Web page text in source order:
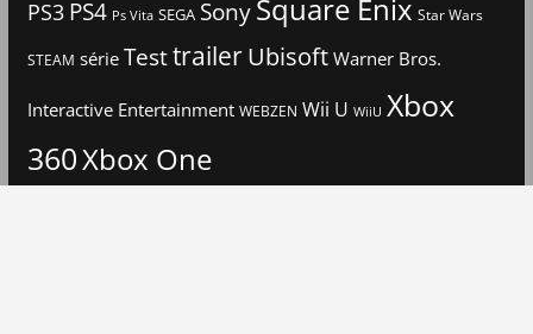
PS3 PS4 Ps Vita SEGA Sony Square Enix Star Wars
STEAM série TesttrailerUbisoftWarner Bros.
Interactive Entertainment WEBZEN Wii U WiiU Xbox
360Xbox One